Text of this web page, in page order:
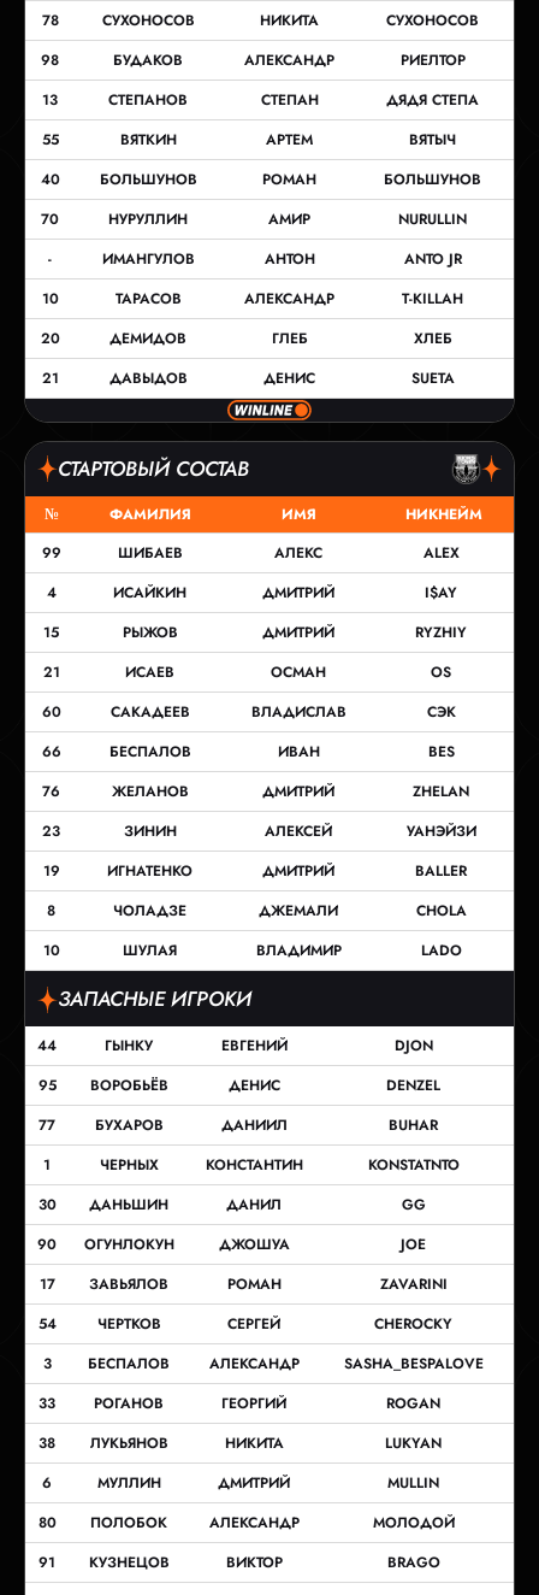
78
СУХОНОСОВ НИКИТА
СУХОНОСОВ
98
БУДАКОВ АЛЕКСАНДР
РИЕЛТОР
13
СТЕПАНОВ СТЕПАН
ДЯДЯ СТЕПА
55
ВЯТКИН АРТЕМ
ВЯТЫЧ
40
БОЛЬШУНОВ РОМАН
БОЛЬШУНОВ
70
НУРУЛЛИН АМИР
NURULLIN
-
ИМАНГУЛОВ АНТОН
ANTO JR
10
ТАРАСОВ АЛЕКСАНДР
T-KILLAH
20
ДЕМИДОВ ГЛЕБ
ХЛЕБ
21
ДАВЫДОВ ДЕНИС SUETA
СТАРТОВЫЙ СОСТАВ
№ ФАМИЛИЯ ИМЯ
НИКНЕЙМ
99
ШИБАЕВ АЛЕКС
ALEX
4
ИСАЙКИН ДМИТРИЙ
I$AY
15
РЫЖОВ ДМИТРИЙ
RYZHIY
21
ИСАЕВ ОСМАН
OS
60
САКАДЕЕВ ВЛАДИСЛАВ
СЭК
66
БЕСПАЛОВ ИВАН
BES
76
ЖЕЛАНОВ ДМИТРИЙ
ZHELAN
23
ЗИНИН АЛЕКСЕЙ
УАНЭЙЗИ
19
ИГНАТЕНКО ДМИТРИЙ
BALLER
8
ЧОЛАДЗЕ ДЖЕМАЛИ
CHOLA
10
ШУЛАЯ ВЛАДИМИР LADO
ЗАПАСНЫЕ ИГРОКИ
44 ГЫНКУ ЕВГЕНИЙ
DJON
95
ВОРОБЬЁВ ДЕНИС
DENZEL
77
БУХАРОВ ДАНИИЛ
BUHAR
1
ЧЕРНЫХ КОНСТАНТИН
KONSTATNTO
30
ДАНЬШИН ДАНИЛ
GG
90
ОГУНЛОКУН ДЖОШУА
JOE
17
ЗАВЬЯЛОВ РОМАН
ZAVARINI
54
ЧЕРТКОВ СЕРГЕЙ
CHEROCKY
3
БЕСПАЛОВ АЛЕКСАНДР
SASHA_BESPALOVE
33
РОГАНОВ ГЕОРГИЙ
ROGAN
38
ЛУКЬЯНОВ НИКИТА
LUKYAN
6
МУЛЛИН ДМИТРИЙ
MULLIN
80
ПОЛОБОК АЛЕКСАНДР
МОЛОДОЙ
91
КУЗНЕЦОВ ВИКТОР
BRAGO